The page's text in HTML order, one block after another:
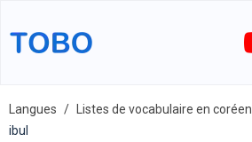
Langues Listes de vocabulaire en coréen
ibul